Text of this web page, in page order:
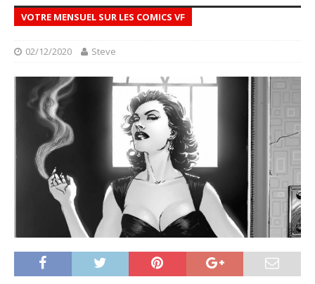
VOTRE MENSUEL SUR LES COMICS VF
02/12/2020 Steve